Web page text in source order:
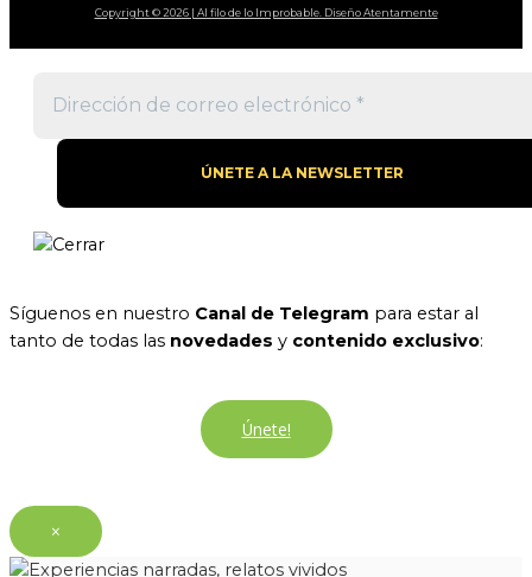
Copyright © 2026 | Al filo de lo Improbable. Diseño Atentamente
Síguenos en nuestro Canal de Telegram para estar al
tanto de todas las novedades y contenido exclusivo:
Únete!
×